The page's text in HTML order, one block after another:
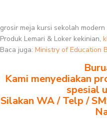
grosir meja kursi sekolah modern
Produk Lemari & Loker kekinian,
Baca juga: Ministry of Education
Kami menyediakan
spesial
Silakan WA / Telp /